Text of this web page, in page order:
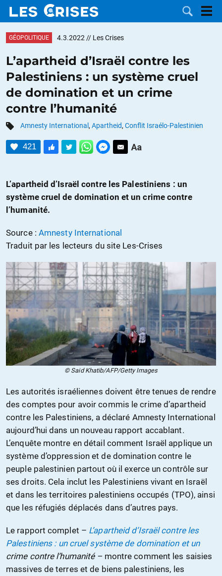
DOSSIERS
CATÉGORIES
CONTACTER
FAIRE UN
DON
GÉOPOLITIQUE 4.3.2022 // Les Crises
L’apartheid d’Israël contre les
Palestiniens : un système cruel
de domination et un crime
contre l’humanité
Amnesty International , Apartheid, Conflit Israélo-Palestinien
421
L’apartheid d’Israël contre les Palestiniens : un
système cruel de domination et un crime contre
l’humanité.
Source : Amnesty International
Traduit par les lecteurs du site Les-Crises
© Said Khatib/AFP/Getty Images
Les autorités israéliennes doivent être tenues de rendre
des comptes pour avoir commis le crime d’apartheid
contre les Palestiniens, a déclaré Amnesty International
aujourd’hui dans un nouveau rapport accablant.
L’enquête montre en détail comment Israël applique un
système d’oppression et de domination contre le
peuple palestinien partout où il exerce un contrôle sur
ses droits. Cela inclut les Palestiniens vivant en Israël
et dans les territoires palestiniens occupés (TPO), ainsi
que les réfugiés déplacés dans d’autres pays.
Le rapport complet – L’apartheid d’Israël contre les
Palestiniens : un cruel système de domination et un
crime contre l’humanité –montre comment les saisies
massives de terres et de biens palestiniens, les